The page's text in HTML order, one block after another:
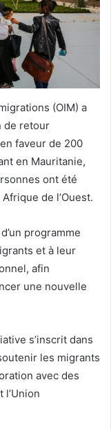
(OIM) a
de retour
faveur de 200
en Mauritanie,
ont été
de l’Ouest.
programme
et à leur
afin
une nouvelle
s’inscrit dans
les migrants
avec des